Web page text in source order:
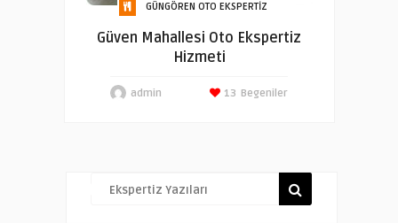
GÜNGÖREN OTO EKSPERTIZ
Güven Mahallesi Oto Ekspertiz
Hizmeti
admin Begeniler
13